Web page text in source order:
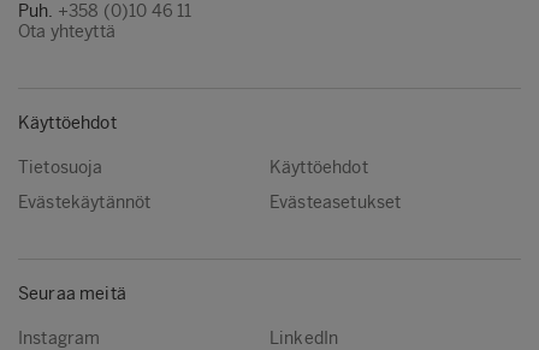
Puh. +358 (0)10 46 11
Ota yhteyttä
Käyttöehdot
Tietosuoja
Käyttöehdot
Evästekäytännöt
Evästeasetukset
Seuraa meitä
Instagram
LinkedIn